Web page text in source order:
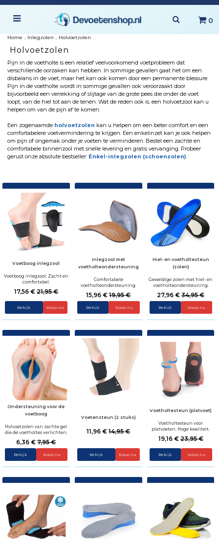
0
Home › Inlegzolen › Holvoetzolen
Holvoetzolen
Pijn in de voetholte is een relatief veelvoorkomend voetprobleem dat
verschillende oorzaken kan hebben. In sommige gevallen gaat het om een
disbalans in de voet, maar het kan ook komen door een permanente blessure.
Pijn in de voetholte wordt in sommige gevallen ook veroorzaakt door
bijvoorbeeld een verrekking of slijtage van de grote pees die onder de voet
loopt, van de hiel tot aan de tenen. Wat de reden ook is, een holvoetzool kan u
helpen om van de pijn af te komen.
Een zogenaamde holvoetzolen kan u helpen om een beter comfort en een
comfortabelere voetvermindering te krijgen. Een enkelinzet kan je ook helpen
om pijn of ongemak onder je voeten te verminderen. Bestel een zachte en
comfortabele binnenzool met snelle levering en gratis vervanging. Probeer
gerust onze absolute bestseller: Enkel-inlegzolen (schoenzolen).
Voetboog inlegzool
Voetboog inlegzool. Zacht en
comfortabel.
17,56 € 21,95 €
Bekijk
Inlegzool met
voetholteondersteuning
Comfortabele
voetholteondersteuning.
15,96 €19,95 €
Bekijk Koop nu
Hiel- en voetholtesteun
(zolen)
Geweldige zolen met hiel- en
voetholteondersteuning.
27,96 €34,95 €
Bekijk Koop nu
Ondersteuning voor de
voetboog
Holvoetzolen van zachte gel
die de voetholtes verlichten.
6,36 €7,95 €
Bekijk Koop nu
Voetensteun (2 stuks)
11,96 €14,95 €
Bekijk
Voetholtesteun (platvoet)
Voetholtesteun voor
platvoeten. Hoge kwaliteit.
19,16 €23,95 €
Bekijk Koop nu